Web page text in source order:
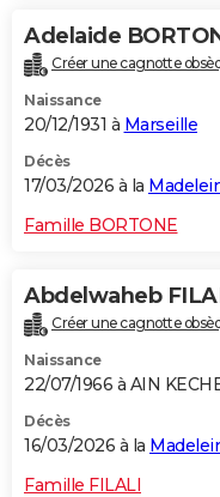
Adelaide
Créer une cagnotte
Naissance
20/12/1931 à Marseille
Décès
17/03/2026 à la
Famille BORTONE
Abdelwaheb
Créer une cagnotte
Naissance
22/07/1966 à AIN
Décès
16/03/2026 à la
Famille FILALI